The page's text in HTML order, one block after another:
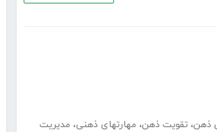
ذهن، تقویت ذهن، مهارت­های ذهنی، مدیریت